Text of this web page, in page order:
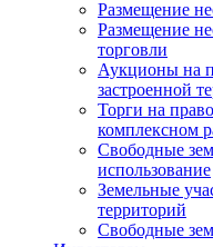
Размещение
Размещение
торговли
Аукционы на
застроенной
Торги на
комплексном
Свободные
использование
Земельные
территорий
Свободные